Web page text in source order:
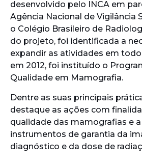
desenvolvido pelo INCA em
Agência Nacional de Vigilância
o Colégio Brasileiro de
do projeto, foi identificada a
expandir as atividades em todo
em 2012, foi instituído o
Qualidade em Mamografia.
Dentre as suas principais
destaque as ações com
qualidade das mamografias e
instrumentos de garantia da
diagnóstico e da dose de